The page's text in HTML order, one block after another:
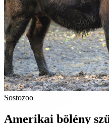
Sostozoo
Amerikai bölény